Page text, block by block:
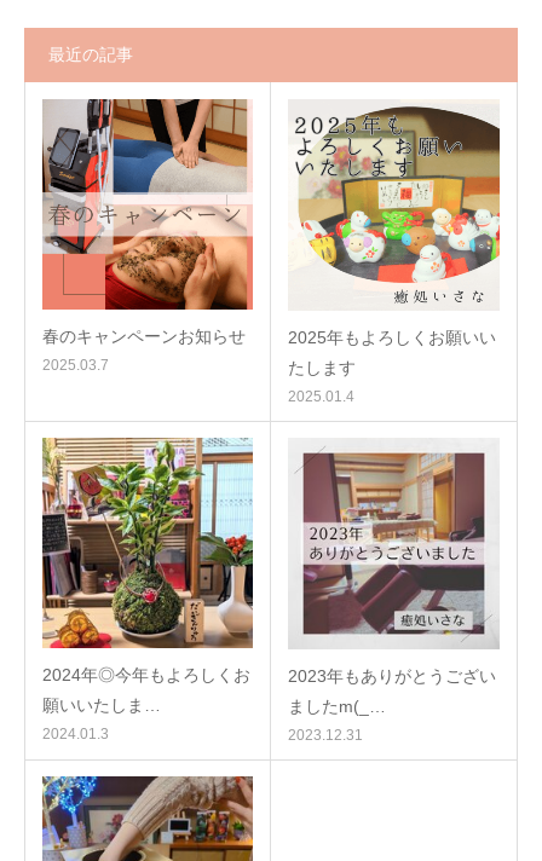
最近の記事
春のキャンペーンお知らせ
2025.03.7
2025年もよろしくお願いい
たします
2025.01.4
2024年◎今年もよろしくお
願いいたしま…
2024.01.3
2023年もありがとうござい
ましたm(_…
2023.12.31